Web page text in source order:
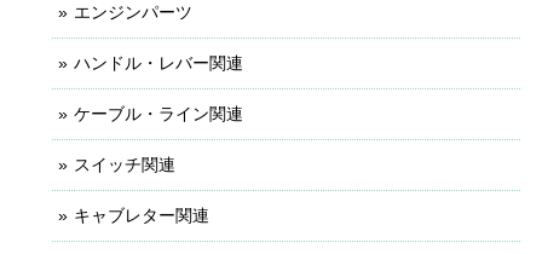
エンジンパーツ
ハンドル・レバー関連
ケーブル・ライン関連
スイッチ関連
キャブレター関連